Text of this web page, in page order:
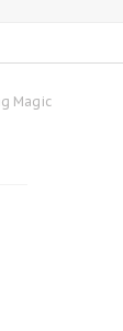
Magic